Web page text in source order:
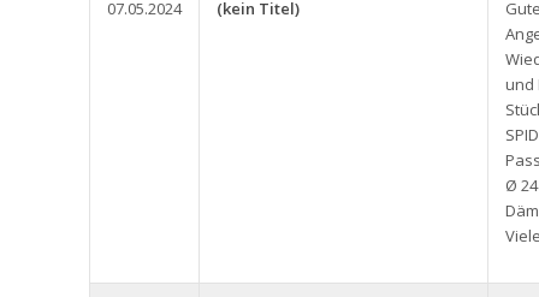
07.05.2024 (kein Titel)
und
Ø